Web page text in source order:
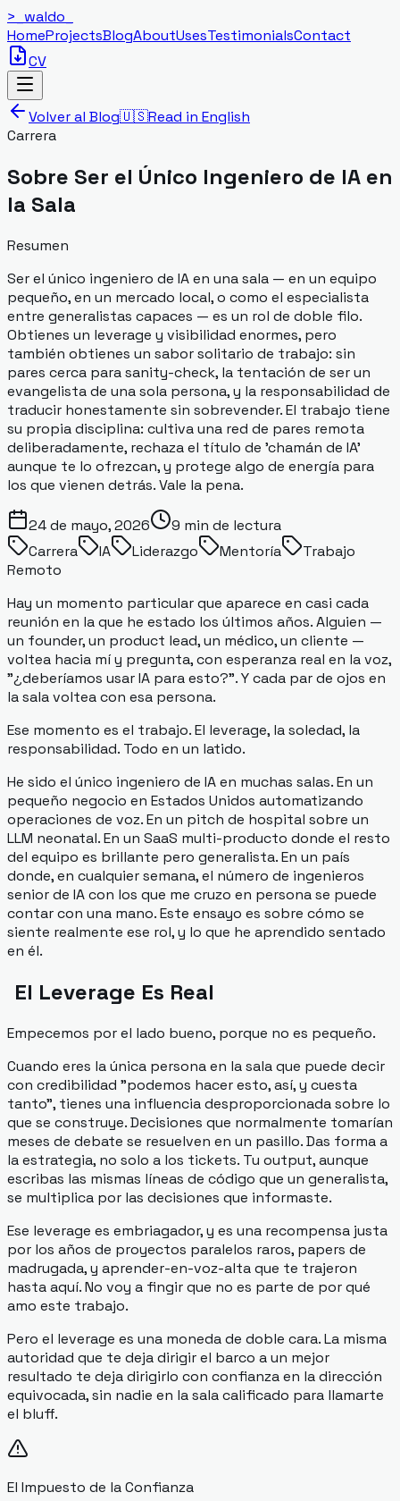
>_ waldo
HomeProjectsBlogAboutUsesTestimonialsContact
CV
Volver al Blog🇺🇸Read in English
Carrera
Sobre Ser el Único Ingeniero de IA en
la Sala
Resumen
Ser el único ingeniero de IA en una sala — en un equipo
pequeño, en un mercado local, o como el especialista
entre generalistas capaces — es un rol de doble filo.
Obtienes un leverage y visibilidad enormes, pero
también obtienes un sabor solitario de trabajo: sin
pares cerca para sanity-check, la tentación de ser un
evangelista de una sola persona, y la responsabilidad de
traducir honestamente sin sobrevender. El trabajo tiene
su propia disciplina: cultiva una red de pares remota
deliberadamente, rechaza el título de 'chamán de IA'
aunque te lo ofrezcan, y protege algo de energía para
los que vienen detrás. Vale la pena.
24 de mayo, 2026 9 min de lectura
Carrera
IA Liderazgo Mentoría
Trabajo
Remoto
Hay un momento particular que aparece en casi cada
reunión en la que he estado los últimos años. Alguien —
un founder, un product lead, un médico, un cliente —
voltea hacia mí y pregunta, con esperanza real en la voz,
"¿deberíamos usar IA para esto?". Y cada par de ojos en
la sala voltea con esa persona.
Ese momento es el trabajo. El leverage, la soledad, la
responsabilidad. Todo en un latido.
He sido el único ingeniero de IA en muchas salas. En un
pequeño negocio en Estados Unidos automatizando
operaciones de voz. En un pitch de hospital sobre un
LLM neonatal. En un SaaS multi-producto donde el resto
del equipo es brillante pero generalista. En un país
donde, en cualquier semana, el número de ingenieros
senior de IA con los que me cruzo en persona se puede
contar con una mano. Este ensayo es sobre cómo se
siente realmente ese rol, y lo que he aprendido sentado
en él.
El Leverage Es Real
Empecemos por el lado bueno, porque no es pequeño.
Cuando eres la única persona en la sala que puede decir
con credibilidad "podemos hacer esto, así, y cuesta
tanto", tienes una influencia desproporcionada sobre lo
que se construye. Decisiones que normalmente tomarían
meses de debate se resuelven en un pasillo. Das forma a
la estrategia, no solo a los tickets. Tu output, aunque
escribas las mismas líneas de código que un generalista,
se multiplica por las decisiones que informaste.
Ese leverage es embriagador, y es una recompensa justa
por los años de proyectos paralelos raros, papers de
madrugada, y aprender-en-voz-alta que te trajeron
hasta aquí. No voy a fingir que no es parte de por qué
amo este trabajo.
Pero el leverage es una moneda de doble cara. La misma
autoridad que te deja dirigir el barco a un mejor
resultado te deja dirigirlo con confianza en la dirección
equivocada, sin nadie en la sala calificado para llamarte
el bluff.
El Impuesto de la Confianza